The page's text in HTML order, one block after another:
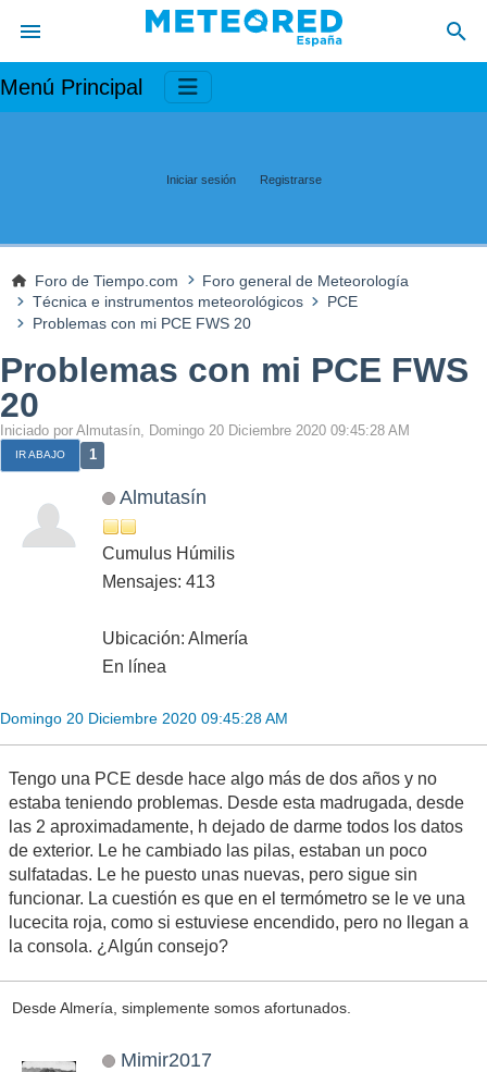
Menú Principal
Iniciar sesión Registrarse
Foro de Tiempo.com
Foro general de Meteorología
Técnica e instrumentos meteorológicos
PCE
Problemas con mi PCE FWS 20
Problemas con mi PCE FWS
20
Iniciado por Almutasín, Domingo 20 Diciembre 2020 09:45:28 AM
IR ABAJO 1
Almutasín
Cumulus Húmilis
Mensajes: 413
Ubicación: Almería
En línea
Domingo 20 Diciembre 2020 09:45:28 AM
Tengo una PCE desde hace algo más de dos años y no
estaba teniendo problemas. Desde esta madrugada, desde
las 2 aproximadamente, h dejado de darme todos los datos
de exterior. Le he cambiado las pilas, estaban un poco
sulfatadas. Le he puesto unas nuevas, pero sigue sin
funcionar. La cuestión es que en el termómetro se le ve una
lucecita roja, como si estuviese encendido, pero no llegan a
la consola. ¿Algún consejo?
Desde Almería, simplemente somos afortunados.
Mimir2017